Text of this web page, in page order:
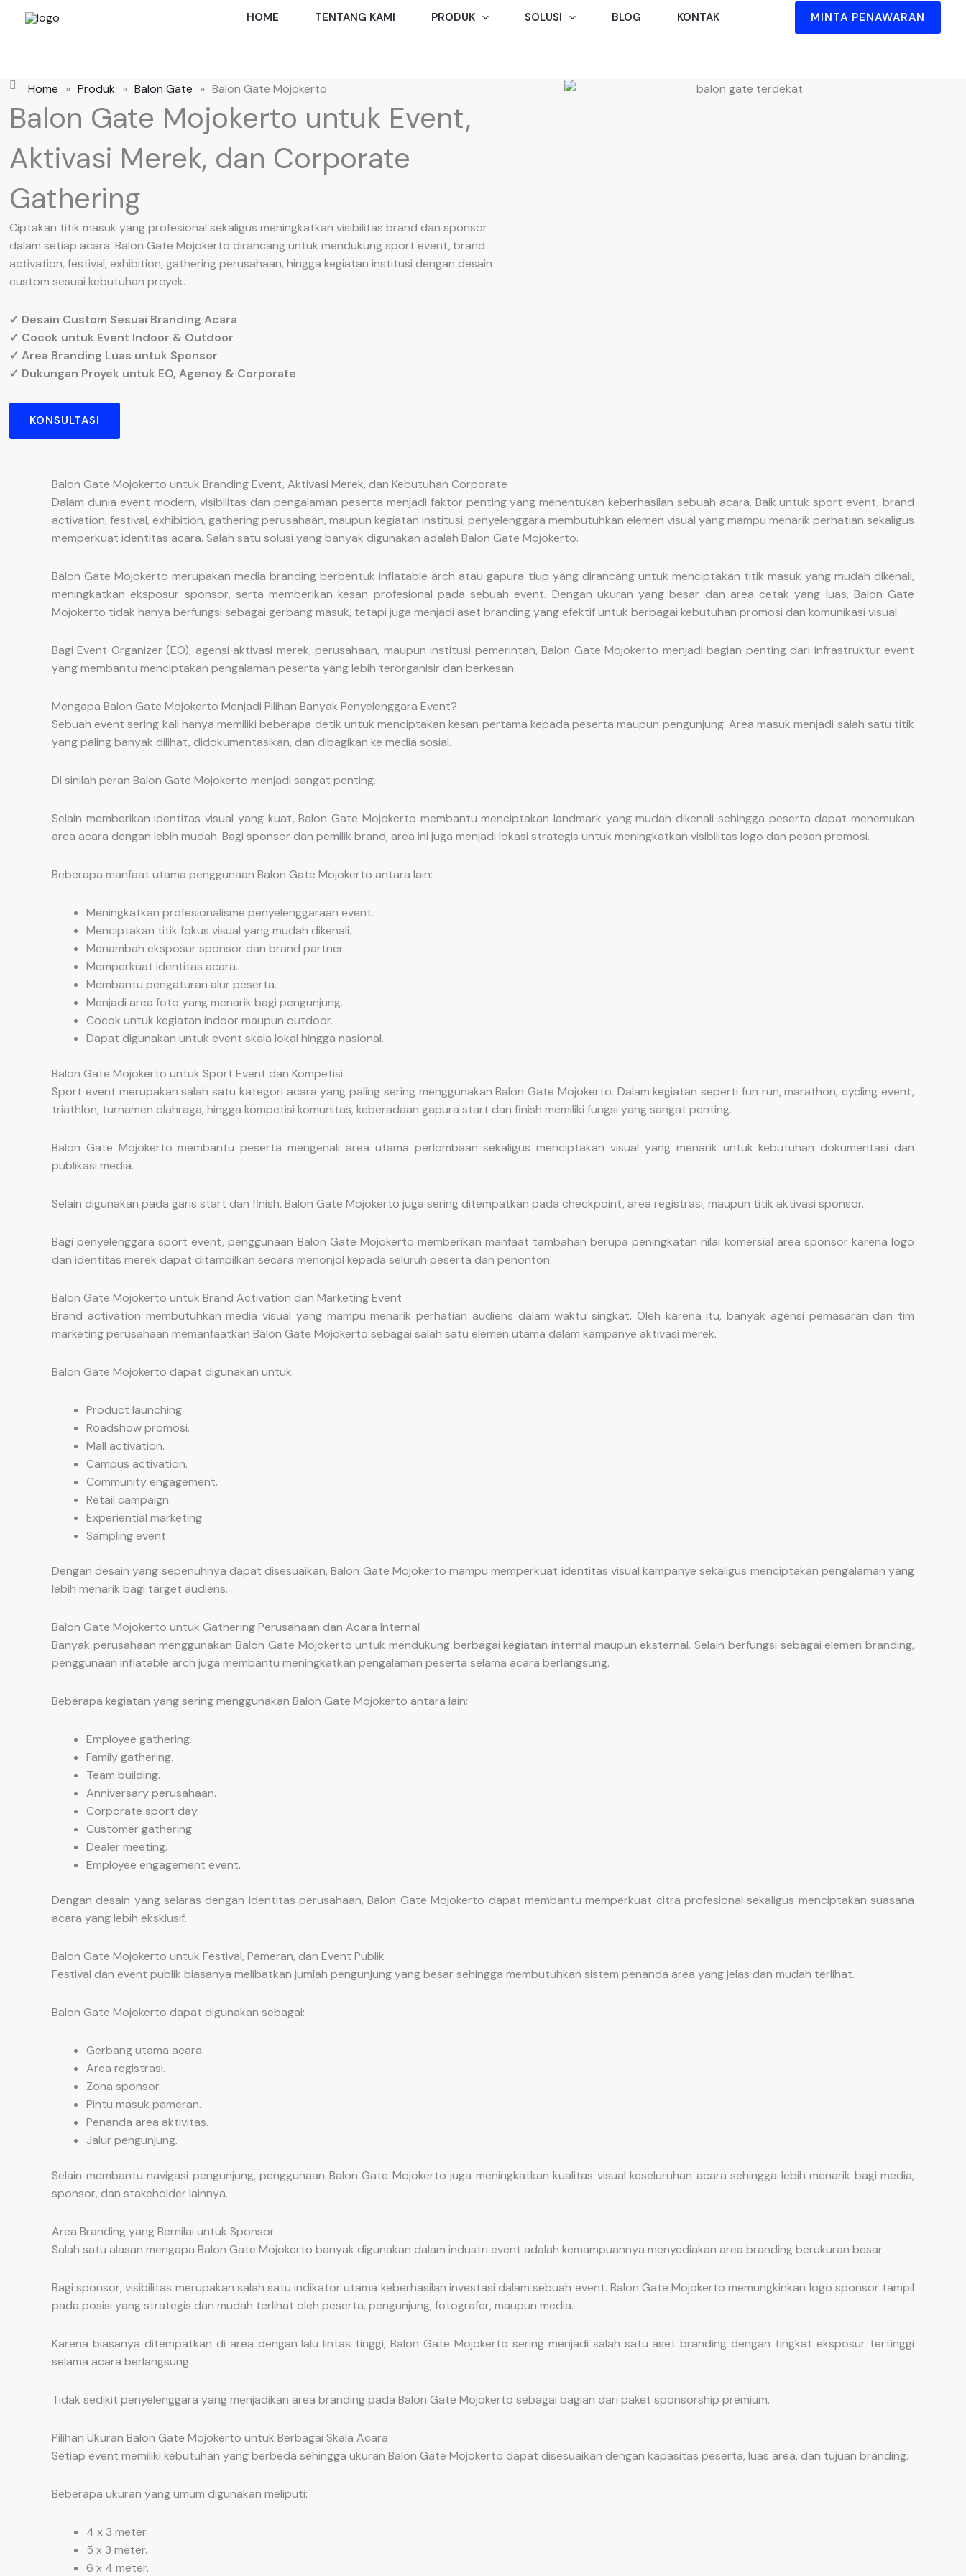
HOME TENTANG KAMI PRODUK SOLUSI BLOG KONTAK MINTA PENAWARAN
Home » Produk » Balon Gate » Balon Gate Mojokerto
Balon Gate Mojokerto untuk Event,
Aktivasi Merek, dan Corporate
Gathering
Ciptakan titik masuk yang profesional sekaligus meningkatkan visibilitas brand dan sponsor
dalam setiap acara. Balon Gate Mojokerto dirancang untuk mendukung sport event, brand
activation, festival, exhibition, gathering perusahaan, hingga kegiatan institusi dengan desain
custom sesuai kebutuhan proyek.
✓ Desain Custom Sesuai Branding Acara
✓ Cocok untuk Event Indoor & Outdoor
✓ Area Branding Luas untuk Sponsor
✓ Dukungan Proyek untuk EO, Agency & Corporate
KONSULTASI
Balon Gate Mojokerto untuk Branding Event, Aktivasi Merek, dan Kebutuhan Corporate
Dalam dunia event modern, visibilitas dan pengalaman peserta menjadi faktor penting yang menentukan keberhasilan sebuah acara. Baik untuk sport event, brand
activation, festival, exhibition, gathering perusahaan, maupun kegiatan institusi, penyelenggara membutuhkan elemen visual yang mampu menarik perhatian sekaligus
memperkuat identitas acara. Salah satu solusi yang banyak digunakan adalah Balon Gate Mojokerto.
Balon Gate Mojokerto merupakan media branding berbentuk inflatable arch atau gapura tiup yang dirancang untuk menciptakan titik masuk yang mudah dikenali,
meningkatkan eksposur sponsor, serta memberikan kesan profesional pada sebuah event. Dengan ukuran yang besar dan area cetak yang luas, Balon Gate
Mojokerto tidak hanya berfungsi sebagai gerbang masuk, tetapi juga menjadi aset branding yang efektif untuk berbagai kebutuhan promosi dan komunikasi visual.
Bagi Event Organizer (EO), agensi aktivasi merek, perusahaan, maupun institusi pemerintah, Balon Gate Mojokerto menjadi bagian penting dari infrastruktur event
yang membantu menciptakan pengalaman peserta yang lebih terorganisir dan berkesan.
Mengapa Balon Gate Mojokerto Menjadi Pilihan Banyak Penyelenggara Event?
Sebuah event sering kali hanya memiliki beberapa detik untuk menciptakan kesan pertama kepada peserta maupun pengunjung. Area masuk menjadi salah satu titik
yang paling banyak dilihat, didokumentasikan, dan dibagikan ke media sosial.
Di sinilah peran Balon Gate Mojokerto menjadi sangat penting.
Selain memberikan identitas visual yang kuat, Balon Gate Mojokerto membantu menciptakan landmark yang mudah dikenali sehingga peserta dapat menemukan
area acara dengan lebih mudah. Bagi sponsor dan pemilik brand, area ini juga menjadi lokasi strategis untuk meningkatkan visibilitas logo dan pesan promosi.
Beberapa manfaat utama penggunaan Balon Gate Mojokerto antara lain:
Meningkatkan profesionalisme penyelenggaraan event.
Menciptakan titik fokus visual yang mudah dikenali.
Menambah eksposur sponsor dan brand partner.
Memperkuat identitas acara.
Membantu pengaturan alur peserta.
Menjadi area foto yang menarik bagi pengunjung.
Cocok untuk kegiatan indoor maupun outdoor.
Dapat digunakan untuk event skala lokal hingga nasional.
Balon Gate Mojokerto untuk Sport Event dan Kompetisi
Sport event merupakan salah satu kategori acara yang paling sering menggunakan Balon Gate Mojokerto. Dalam kegiatan seperti fun run, marathon, cycling event,
triathlon, turnamen olahraga, hingga kompetisi komunitas, keberadaan gapura start dan finish memiliki fungsi yang sangat penting.
Balon Gate Mojokerto membantu peserta mengenali area utama perlombaan sekaligus menciptakan visual yang menarik untuk kebutuhan dokumentasi dan
publikasi media.
Selain digunakan pada garis start dan finish, Balon Gate Mojokerto juga sering ditempatkan pada checkpoint, area registrasi, maupun titik aktivasi sponsor.
Bagi penyelenggara sport event, penggunaan Balon Gate Mojokerto memberikan manfaat tambahan berupa peningkatan nilai komersial area sponsor karena logo
dan identitas merek dapat ditampilkan secara menonjol kepada seluruh peserta dan penonton.
Balon Gate Mojokerto untuk Brand Activation dan Marketing Event
Brand activation membutuhkan media visual yang mampu menarik perhatian audiens dalam waktu singkat. Oleh karena itu, banyak agensi pemasaran dan tim
marketing perusahaan memanfaatkan Balon Gate Mojokerto sebagai salah satu elemen utama dalam kampanye aktivasi merek.
Balon Gate Mojokerto dapat digunakan untuk:
Product launching.
Roadshow promosi.
Mall activation.
Campus activation.
Community engagement.
Retail campaign.
Experiential marketing.
Sampling event.
Dengan desain yang sepenuhnya dapat disesuaikan, Balon Gate Mojokerto mampu memperkuat identitas visual kampanye sekaligus menciptakan pengalaman yang
lebih menarik bagi target audiens.
Balon Gate Mojokerto untuk Gathering Perusahaan dan Acara Internal
Banyak perusahaan menggunakan Balon Gate Mojokerto untuk mendukung berbagai kegiatan internal maupun eksternal. Selain berfungsi sebagai elemen branding,
penggunaan inflatable arch juga membantu meningkatkan pengalaman peserta selama acara berlangsung.
Beberapa kegiatan yang sering menggunakan Balon Gate Mojokerto antara lain:
Employee gathering.
Family gathering.
Team building.
Anniversary perusahaan.
Corporate sport day.
Customer gathering.
Dealer meeting.
Employee engagement event.
Dengan desain yang selaras dengan identitas perusahaan, Balon Gate Mojokerto dapat membantu memperkuat citra profesional sekaligus menciptakan suasana
acara yang lebih eksklusif.
Balon Gate Mojokerto untuk Festival, Pameran, dan Event Publik
Festival dan event publik biasanya melibatkan jumlah pengunjung yang besar sehingga membutuhkan sistem penanda area yang jelas dan mudah terlihat.
Balon Gate Mojokerto dapat digunakan sebagai:
Gerbang utama acara.
Area registrasi.
Zona sponsor.
Pintu masuk pameran.
Penanda area aktivitas.
Jalur pengunjung.
Selain membantu navigasi pengunjung, penggunaan Balon Gate Mojokerto juga meningkatkan kualitas visual keseluruhan acara sehingga lebih menarik bagi media,
sponsor, dan stakeholder lainnya.
Area Branding yang Bernilai untuk Sponsor
Salah satu alasan mengapa Balon Gate Mojokerto banyak digunakan dalam industri event adalah kemampuannya menyediakan area branding berukuran besar.
Bagi sponsor, visibilitas merupakan salah satu indikator utama keberhasilan investasi dalam sebuah event. Balon Gate Mojokerto memungkinkan logo sponsor tampil
pada posisi yang strategis dan mudah terlihat oleh peserta, pengunjung, fotografer, maupun media.
Karena biasanya ditempatkan di area dengan lalu lintas tinggi, Balon Gate Mojokerto sering menjadi salah satu aset branding dengan tingkat eksposur tertinggi
selama acara berlangsung.
Tidak sedikit penyelenggara yang menjadikan area branding pada Balon Gate Mojokerto sebagai bagian dari paket sponsorship premium.
Pilihan Ukuran Balon Gate Mojokerto untuk Berbagai Skala Acara
Setiap event memiliki kebutuhan yang berbeda sehingga ukuran Balon Gate Mojokerto dapat disesuaikan dengan kapasitas peserta, luas area, dan tujuan branding.
Beberapa ukuran yang umum digunakan meliputi:
4 x 3 meter.
5 x 3 meter.
6 x 4 meter.